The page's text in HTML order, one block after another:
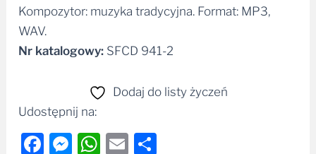
Kompozytor: muzyka tradycyjna. Format: MP3,
WAV.
Nr katalogowy: SFCD 941-2
Dodaj do listy życzeń
Udostępnij na:
Facebook
Messenger
WhatsApp
Email